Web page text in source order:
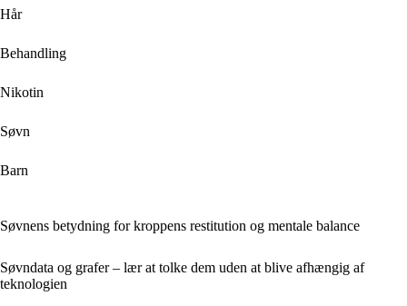
Hår
Behandling
Nikotin
Søvn
Barn
Søvnens betydning for kroppens restitution og mentale balance
Søvndata og grafer – lær at tolke dem uden at blive afhængig af
teknologien